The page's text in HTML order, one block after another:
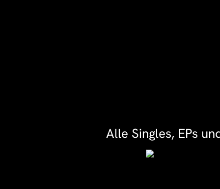
Alle Singles, EPs